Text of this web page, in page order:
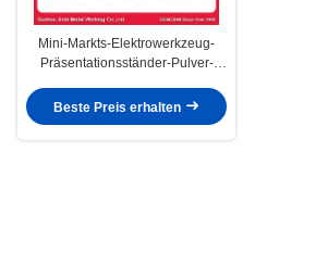
Mini-Markts-Elektrowerkzeug-
Präsentationsständer-Pulver-
Beste Preis erhalten